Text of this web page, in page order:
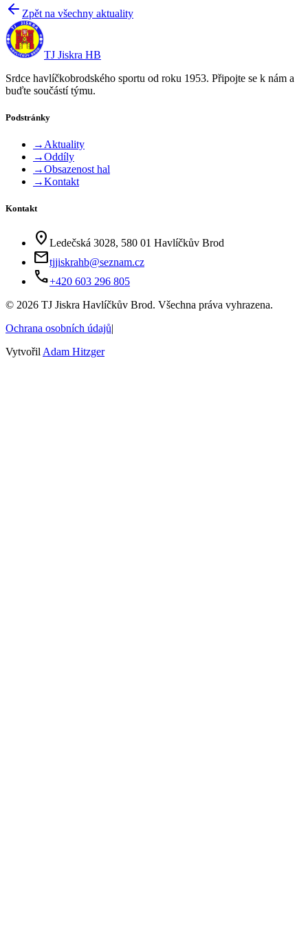
Zpět na všechny aktuality
TJ Jiskra HB
Srdce havlíčkobrodského sportu od roku 1953. Připojte se k nám a
buďte součástí týmu.
Podstránky
→ Aktuality
→Oddíly
→Obsazenost hal
→Kontakt
Kontakt
location_on Ledečská 3028, 580 01 Havlíčkův Brod
mailtjjiskrahb@seznam.cz
phone+420 603 296 805
© 2026 TJ Jiskra Havlíčkův Brod. Všechna práva vyhrazena.
Ochrana osobních údajů|
Vytvořil Adam Hitzger